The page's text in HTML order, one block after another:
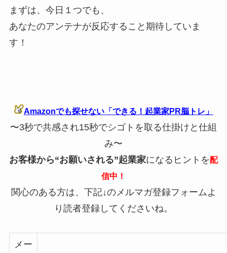
まずは、今日１つでも、
あなたのアンテナが反応すること期待していま
す！
Amazonでも探せない「できる！起業家PR脳トレ」
〜3秒で共感され15秒でシゴトを取る仕掛けと仕組
み〜
お客様から“お願いされる”起業家になるヒントを配
信中！
関心のある方は、下記↓のメルマガ登録フォームよ
り読者登録してくださいね。
メー